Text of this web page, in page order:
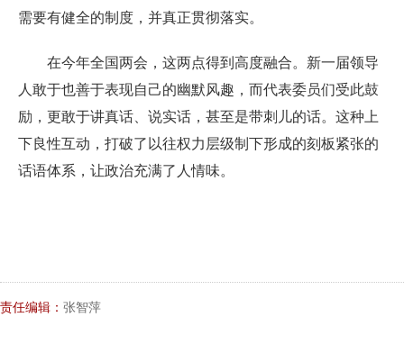
需要有健全的制度，并真正贯彻落实。
在今年全国两会，这两点得到高度融合。新一届领导
人敢于也善于表现自己的幽默风趣，而代表委员们受此鼓
励，更敢于讲真话、说实话，甚至是带刺儿的话。这种上
下良性互动，打破了以往权力层级制下形成的刻板紧张的
话语体系，让政治充满了人情味。
责任编辑： 张智萍